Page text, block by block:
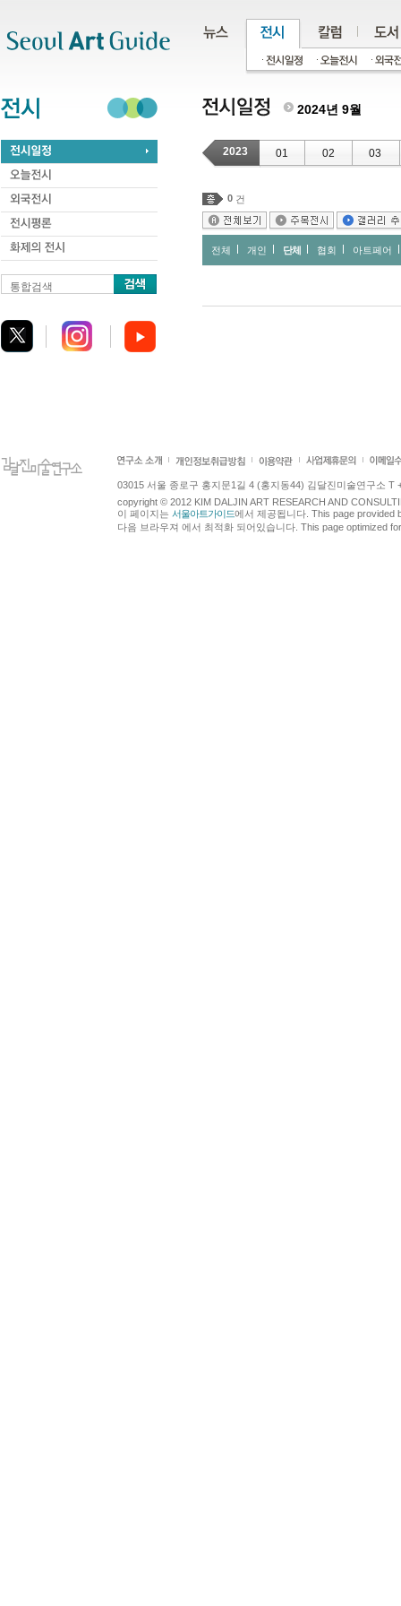
통합검색
2024년 9월
2023 01 02 03
0 건
전체 개인 단체 협회 아트페어
03015 서울 종로구 홍지문1길 4 (홍지동44) 김달진미술연구소 T
copyright © 2012 KIM DALJIN ART RESEARCH AND
이 페이지는 서울아트가이드에서 제공됩니다. This page provided
다음 브라우져 에서 최적화 되어있습니다. This page optimized